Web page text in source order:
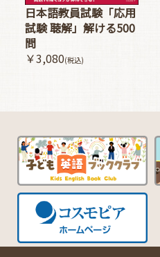
日本語教員試験「応用
試験 聴解」解ける500
問
￥3,080(税込)